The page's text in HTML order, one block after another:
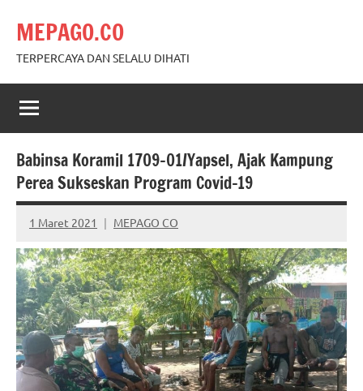
content
MEPAGO.CO
TERPERCAYA DAN SELALU DIHATI
Babinsa Koramil 1709-01/Yapsel, Ajak Kampung
Perea Sukseskan Program Covid-19
1 Maret 2021 MEPAGO CO
No
comments